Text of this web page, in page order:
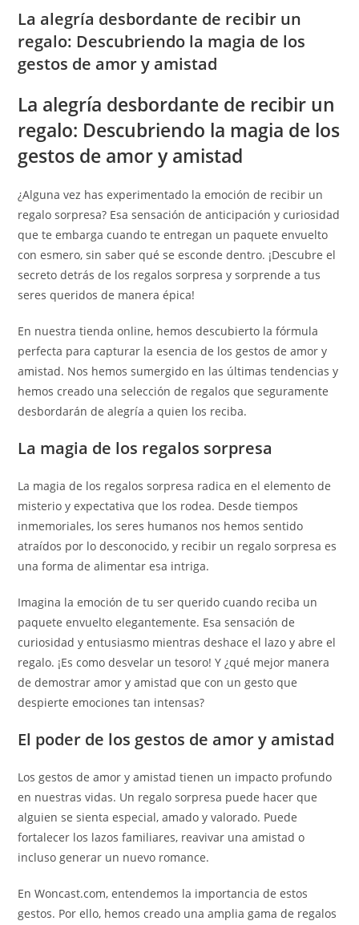
La alegría desbordante de recibir un
regalo: Descubriendo la magia de los
gestos de amor y amistad
La alegría desbordante de recibir un
regalo: Descubriendo la magia de los
gestos de amor y amistad
¿Alguna vez has experimentado la emoción de recibir un
regalo sorpresa? Esa sensación de anticipación y curiosidad
que te embarga cuando te entregan un paquete envuelto
con esmero, sin saber qué se esconde dentro. ¡Descubre el
secreto detrás de los regalos sorpresa y sorprende a tus
seres queridos de manera épica!
En nuestra tienda online, hemos descubierto la fórmula
perfecta para capturar la esencia de los gestos de amor y
amistad. Nos hemos sumergido en las últimas tendencias y
hemos creado una selección de regalos que seguramente
desbordarán de alegría a quien los reciba.
La magia de los regalos sorpresa
La magia de los regalos sorpresa radica en el elemento de
misterio y expectativa que los rodea. Desde tiempos
inmemoriales, los seres humanos nos hemos sentido
atraídos por lo desconocido, y recibir un regalo sorpresa es
una forma de alimentar esa intriga.
Imagina la emoción de tu ser querido cuando reciba un
paquete envuelto elegantemente. Esa sensación de
curiosidad y entusiasmo mientras deshace el lazo y abre el
regalo. ¡Es como desvelar un tesoro! Y ¿qué mejor manera
de demostrar amor y amistad que con un gesto que
despierte emociones tan intensas?
El poder de los gestos de amor y amistad
Los gestos de amor y amistad tienen un impacto profundo
en nuestras vidas. Un regalo sorpresa puede hacer que
alguien se sienta especial, amado y valorado. Puede
fortalecer los lazos familiares, reavivar una amistad o
incluso generar un nuevo romance.
En Woncast.com, entendemos la importancia de estos
gestos. Por ello, hemos creado una amplia gama de regalos